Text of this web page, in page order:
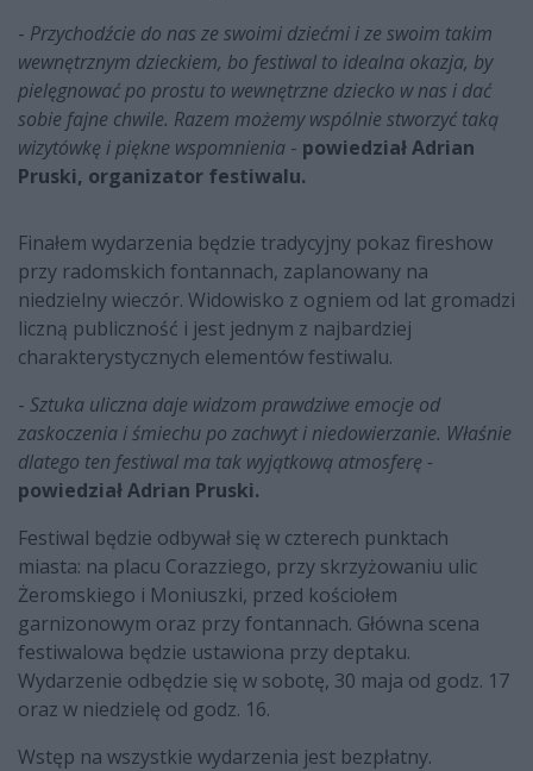
- Przychodźcie do nas ze swoimi dziećmi i ze swoim takim
wewnętrznym dzieckiem, bo festiwal to idealna okazja, by
pielęgnować po prostu to wewnętrzne dziecko w nas i dać
sobie fajne chwile. Razem możemy wspólnie stworzyć taką
wizytówkę i piękne wspomnienia - powiedział Adrian
Pruski, organizator festiwalu.
Finałem wydarzenia będzie tradycyjny pokaz fireshow
przy radomskich fontannach, zaplanowany na
niedzielny wieczór. Widowisko z ogniem od lat gromadzi
liczną publiczność i jest jednym z najbardziej
charakterystycznych elementów festiwalu.
- Sztuka uliczna daje widzom prawdziwe emocje od
zaskoczenia i śmiechu po zachwyt i niedowierzanie. Właśnie
dlatego ten festiwal ma tak wyjątkową atmosferę -
powiedział Adrian Pruski.
Festiwal będzie odbywał się w czterech punktach
miasta: na placu Corazziego, przy skrzyżowaniu ulic
Żeromskiego i Moniuszki, przed kościołem
garnizonowym oraz przy fontannach. Główna scena
festiwalowa będzie ustawiona przy deptaku.
Wydarzenie odbędzie się w sobotę, 30 maja od godz. 17
oraz w niedzielę od godz. 16.
Wstęp na wszystkie wydarzenia jest bezpłatny.